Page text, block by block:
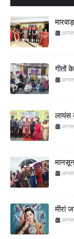
गीतों
लायंस
मीरां